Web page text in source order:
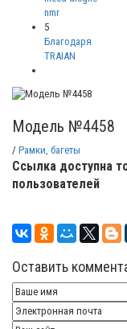
nmr
5
Благодаря
TRAIAN
Модель №4458
/ Рамки, багеты
Ссылка доступна
пользователей
Оставить